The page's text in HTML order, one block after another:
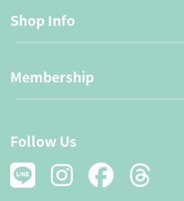
Shop Info
Membership
Follow Us